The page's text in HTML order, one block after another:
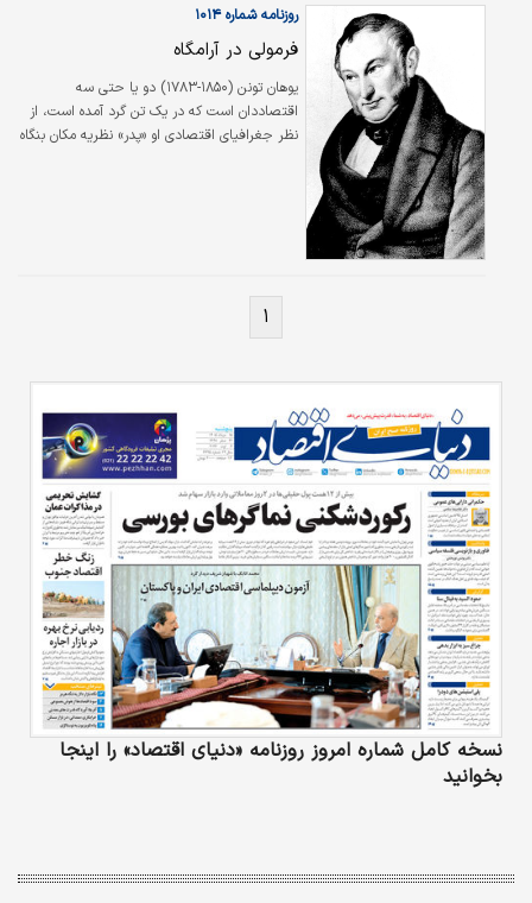
مردم کالایی را به قیمتی که در بازار یافت می‌شود،
خریداری کنند، ترجیحات ذهنی انسان‌هاست که
آ‌نان را بر آن می‌دارد چه کالایی را، چه زمانی و با
چه قیمتی خریداری کنند. بنابراین باید تولید و
داد‌وستد در فضای کاملا آزاد و بدون مداخله
عناصر…
روزنامه شماره ۱۰۱۴
فرمولی در آرامگاه
یوهان تونن (۱۸۵۰-۱۷۸۳) دو یا حتی سه
اقتصاددان است که در یک تن گرد آمده است، از
نظر جغرافیای اقتصادی او «پدر» نظریه مکان بنگاه
است. تونن همچنین یکی از چهره‌های مهمی است
که تاریخ اندیشه اقتصادی او را به فراموشی سپرده
۱
نسخه کامل شماره امروز روزنامه «دنیای‌ اقتصاد» را اینجا
بخوانید